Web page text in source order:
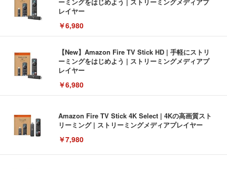
レイヤー
￥6,980
【New】Amazon Fire TV Stick HD | 手軽にストリ
ーミングをはじめよう | ストリーミングメディアプ
レイヤー
￥6,980
Amazon Fire TV Stick 4K Select | 4Kの高画質スト
リーミング | ストリーミングメディアプレイヤー
￥7,980